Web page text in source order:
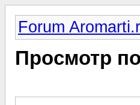
Forum
Просмотр